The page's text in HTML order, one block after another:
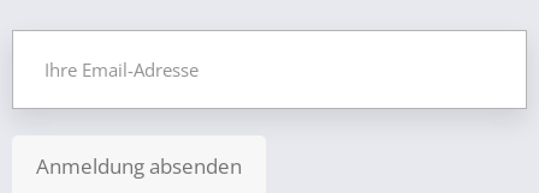
Anmeldung absenden